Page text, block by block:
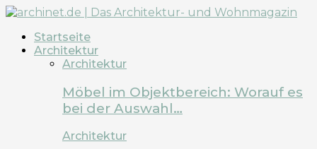
Startseite
Architektur
Architektur
Möbel im Objektbereich: Worauf es
bei der Auswahl…
Architektur